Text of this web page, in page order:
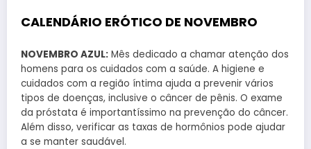
CALENDÁRIO ERÓTICO DE NOVEMBRO
NOVEMBRO AZUL: Mês dedicado a chamar atenção dos
homens para os cuidados com a saúde. A higiene e
cuidados com a região íntima ajuda a prevenir vários
tipos de doenças, inclusive o câncer de pênis. O exame
da próstata é importantíssimo na prevenção do câncer.
Além disso, verificar as taxas de hormônios pode ajudar
a se manter saudável.